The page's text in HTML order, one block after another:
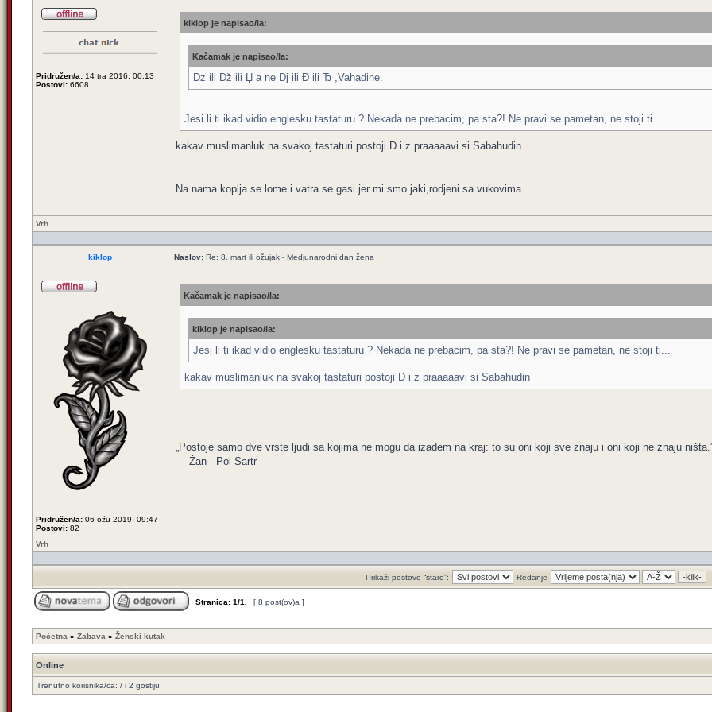
Pridružen/a: 14 tra 2016, 00:13
Postovi: 6608
kiklop je napisao/la:
Kačamak je napisao/la:
Dz ili Dž ili Џ а ne Dj ili Đ ili Ђ ,Vahadine.
Jesi li ti ikad vidio englesku tastaturu ? Nekada ne prebacim, pa sta?! Ne pravi se pametan, ne stoji ti...
kakav muslimanluk na svakoj tastaturi postoji D i z praaaaavi si Sabahudin
Na nama koplja se lome i vatra se gasi jer mi smo jaki,rodjeni sa vukovima.
Vrh
kiklop Naslov: Re: 8. mart ili ožujak - Medjunarodni dan žena
Pridružen/a: 06 ožu 2019, 09:47
Postovi: 82
Kačamak je napisao/la:
kiklop je napisao/la:
Jesi li ti ikad vidio englesku tastaturu ? Nekada ne prebacim, pa sta?! Ne pravi se pametan, ne stoji ti...
kakav muslimanluk na svakoj tastaturi postoji D i z praaaaavi si Sabahudin
„Postoje samo dve vrste ljudi sa kojima ne mogu da izadem na kraj: to su oni koji sve znaju i oni koji ne znaju
— Žan - Pol Sartr
Vrh
Prikaži postove “stare”: Redanje
Stranica: 1/1 [ 8 post(ov)a ]
Početna » Zabava » Ženski kutak
Online
Trenutno korisnika/ca: / i 2 gostiju.